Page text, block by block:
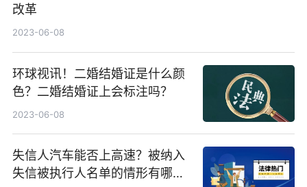
改革
2023-06-08
环球视讯！二婚结婚证是什么颜
色？二婚结婚证上会标注吗？
2023-06-08
失信人汽车能否上高速？被纳入
失信被执行人名单的情形有哪